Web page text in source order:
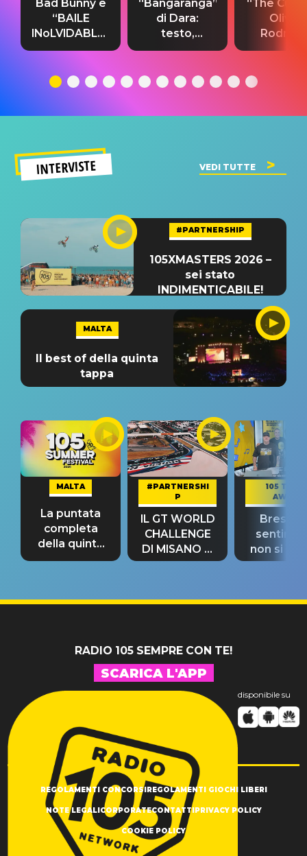
Bad Bunny e
“BAILE
INoLVIDABLE”:
testo,
significato
“Bangaranga”
di Dara:
testo,
traduzione e
del singolo
“The
Olivia
testo,
INTERVISTE VEDI TUTTE
#PARTNERSHIP
105XMASTERS 2026 –
sei stato
INDIMENTICABILE!
MALTA
Il best of della quinta
tappa
MALTA
La puntata
completa
della quinta
tappa
#PARTNERSHI
P
IL GT WORLD
CHALLENGE
DI MISANO si
riconferma
105 TAKE
AWAY
Bresh:
non si
fino alla
RADIO 105 SEMPRE CON TE!
SCARICA L'APP
disponibile su
REGOLAMENTI CONCORSI REGOLAMENTI GIOCHI LIBERI
NOTE LEGALI CORPORATECONTATTI PRIVACY POLICY
COOKIE POLICY